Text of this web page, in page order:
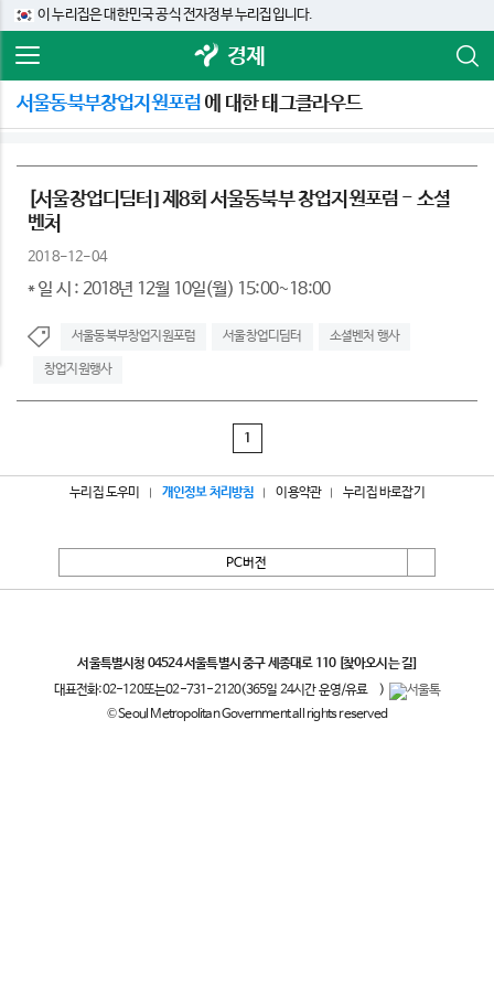
이 누리집은 대한민국 공식 전자정부 누리집입니다.
경제
서울동북부창업지원포럼 에 대한 태그클라우드
[서울창업디딤터] 제8회 서울동북부 창업지원포럼 - 소셜
벤처
2018-12-04
* 일 시 : 2018년 12월 10일(월) 15:00~18:00
서울동북부창업지원포럼 서울창업디딤터 소셜벤처 행사
창업지원행사
1
누리집 도우미 개인정보 처리방침 이용약관 누리집 바로잡기
PC버전
서울특별시청 04524 서울특별시 중구 세종대로 110 [찾아오시는 길]
대표전화:02-120또는02-731-2120(365일 24시간 운영/유료
)
© Seoul Metropolitan Government all rights reserved